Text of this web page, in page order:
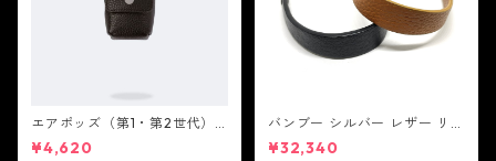
エアポッズ（第1・第2世代）
ポーチ：BANDOLIER バンド
リヤー
¥4,620
バンブー シルバー レザー リン
ク ステーション ブレスレッ
ト：JOHN HARDY ジョン ハ
¥32,340